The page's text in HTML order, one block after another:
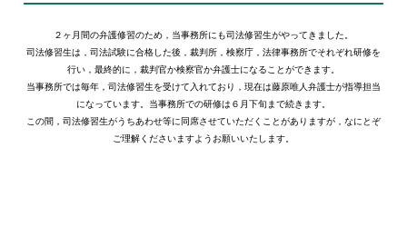
お問い合わせ
２ヶ月間の弁護修習のため，当事務所にも司法修習生がやってきました。
司法修習生は，司法試験に合格した後，裁判所，検察庁，法律事務所でそれぞれ研修を
行い，最終的に，裁判官か検察官か弁護士になることができます。
当事務所では毎年，司法修習生を受けて入れており，現在は藤原唯人弁護士が指導担当
になっています。当事務所での研修は６月下旬まで続きます。
この間，司法修習生がうちあわせ等に同席させていただくことがありますが，なにとぞ
ご理解くださいますようお願いいたします。